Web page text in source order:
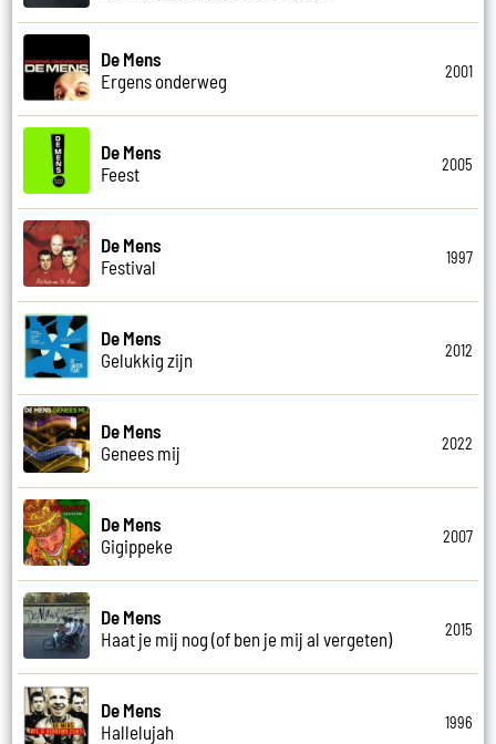
De Mens
Ergens onderweg
2001
De Mens
Feest
2005
De Mens
Festival
1997
De Mens
Gelukkig zijn
2012
De Mens
Genees mij
2022
De Mens
Gigippeke
2007
De Mens
Haat je mij nog (of ben je mij al vergeten)
2015
De Mens
Hallelujah
1996